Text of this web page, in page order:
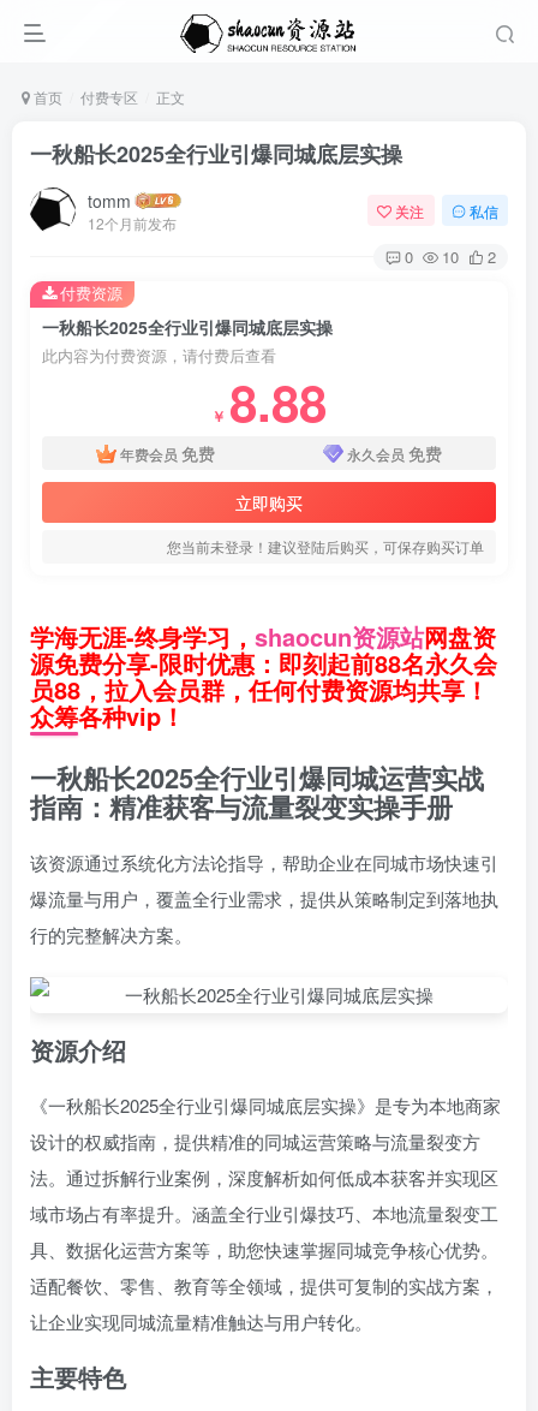
首页 付费专区 正文
一秋船长2025全行业引爆同城底层实操
tomm
12个月前发布
关注 私信
0 10 2
一秋船长2025全行业引爆同城底层实操
此内容为付费资源，请付费后查看
￥ 8.88
年费会员 免费 永久会员 免费
立即购买
您当前未登录！建议登陆后购买，可保存购买订单
付费资源
学海无涯-终身学习， shaocun资源站网盘资
源免费分享-限时优惠：即刻起前88名永久会
员88，拉入会员群，任何付费资源均共享！
众筹各种vip！
一秋船长2025全行业引爆同城运营实战
指南：精准获客与流量裂变实操手册
该资源通过系统化方法论指导，帮助企业在同城市场快速引
爆流量与用户，覆盖全行业需求，提供从策略制定到落地执
行的完整解决方案。
资源介绍
《一秋船长2025全行业引爆同城底层实操》是专为本地商家
设计的权威指南，提供精准的同城运营策略与流量裂变方
法。通过拆解行业案例，深度解析如何低成本获客并实现区
域市场占有率提升。涵盖全行业引爆技巧、本地流量裂变工
具、数据化运营方案等，助您快速掌握同城竞争核心优势。
适配餐饮、零售、教育等全领域，提供可复制的实战方案，
让企业实现同城流量精准触达与用户转化。
主要特色